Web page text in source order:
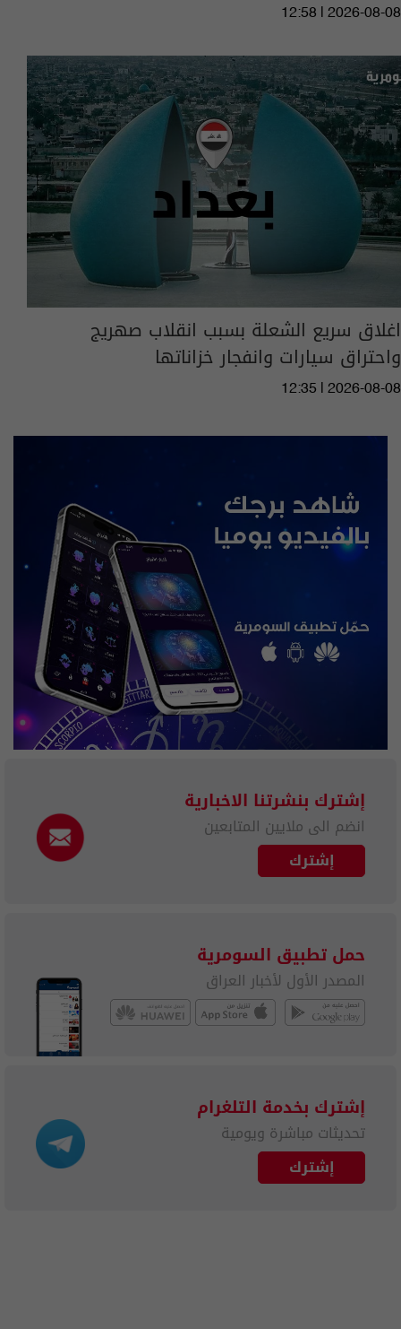
12:58 | 2026-08-08
اغلاق سريع الشعلة بسبب انقلاب صهريج
واحتراق سيارات وانفجار خزاناتها
12:35 | 2026-08-08
إشترك بنشرتنا الاخبارية
انضم الى ملايين المتابعين
إشترك
حمل تطبيق السومرية
المصدر الأول لأخبار العراق
إشترك بخدمة التلغرام
تحديثات مباشرة ويومية
إشترك